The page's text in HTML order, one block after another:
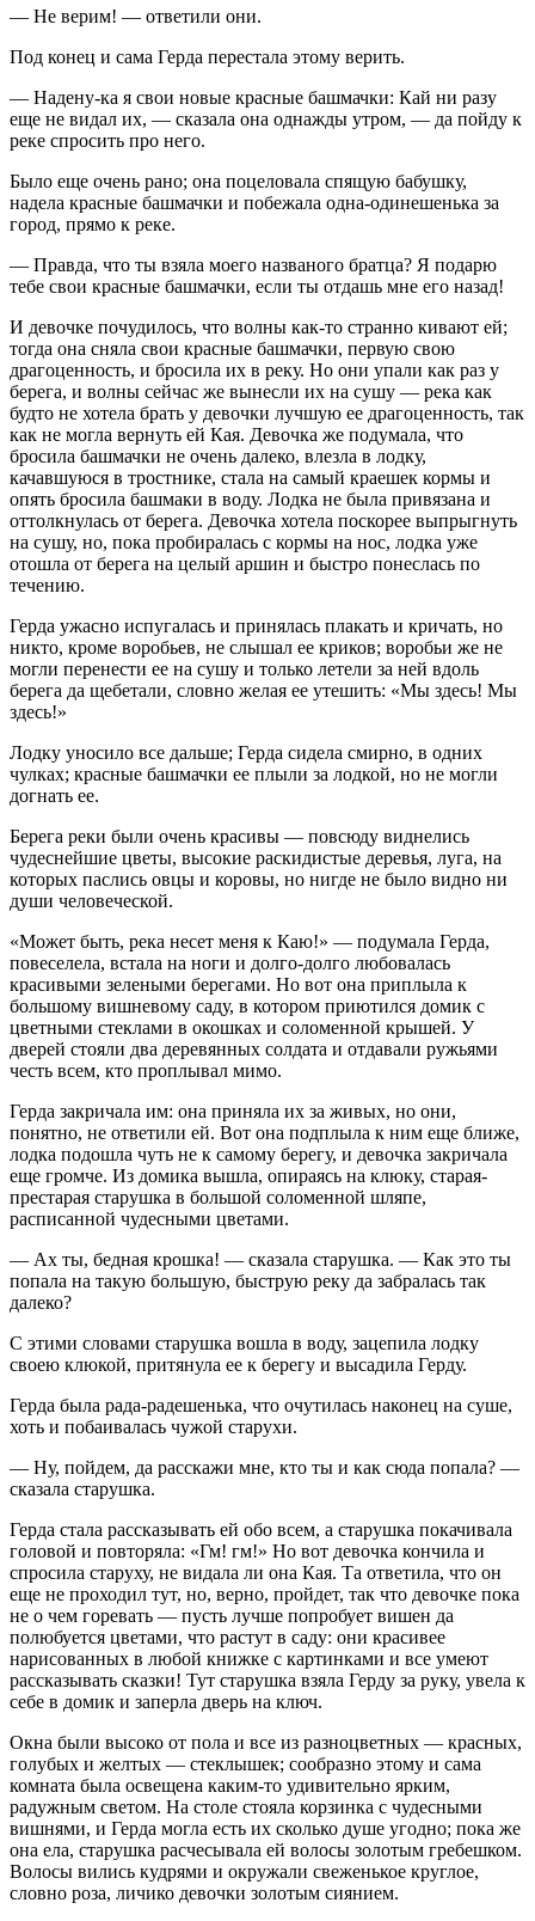
— Не верим! — ответили они.
Под конец и сама Герда перестала этому верить.
— Надену-ка я свои новые красные башмачки: Кай ни разу
еще не видал их, — сказала она однажды утром, — да пойду к
реке спросить про него.
Было еще очень рано; она поцеловала спящую бабушку,
надела красные башмачки и побежала одна-одинешенька за
город, прямо к реке.
— Правда, что ты взяла моего названого братца? Я подарю
тебе свои красные башмачки, если ты отдашь мне его назад!
И девочке почудилось, что волны как-то странно кивают ей;
тогда она сняла свои красные башмачки, первую свою
драгоценность, и бросила их в реку. Но они упали как раз у
берега, и волны сейчас же вынесли их на сушу — река как
будто не хотела брать у девочки лучшую ее драгоценность, так
как не могла вернуть ей Кая. Девочка же подумала, что
бросила башмачки не очень далеко, влезла в лодку,
качавшуюся в тростнике, стала на самый краешек кормы и
опять бросила башмаки в воду. Лодка не была привязана и
оттолкнулась от берега. Девочка хотела поскорее выпрыгнуть
на сушу, но, пока пробиралась с кормы на нос, лодка уже
отошла от берега на целый аршин и быстро понеслась по
течению.
Герда ужасно испугалась и принялась плакать и кричать, но
никто, кроме воробьев, не слышал ее криков; воробьи же не
могли перенести ее на сушу и только летели за ней вдоль
берега да щебетали, словно желая ее утешить: «Мы здесь! Мы
здесь!»
Лодку уносило все дальше; Герда сидела смирно, в одних
чулках; красные башмачки ее плыли за лодкой, но не могли
догнать ее.
Берега реки были очень красивы — повсюду виднелись
чудеснейшие цветы, высокие раскидистые деревья, луга, на
которых паслись овцы и коровы, но нигде не было видно ни
души человеческой.
«Может быть, река несет меня к Каю!» — подумала Герда,
повеселела, встала на ноги и долго-долго любовалась
красивыми зелеными берегами. Но вот она приплыла к
большому вишневому саду, в котором приютился домик с
цветными стеклами в окошках и соломенной крышей. У
дверей стояли два деревянных солдата и отдавали ружьями
честь всем, кто проплывал мимо.
Герда закричала им: она приняла их за живых, но они,
понятно, не ответили ей. Вот она подплыла к ним еще ближе,
лодка подошла чуть не к самому берегу, и девочка закричала
еще громче. Из домика вышла, опираясь на клюку, старая-
престарая старушка в большой соломенной шляпе,
расписанной чудесными цветами.
— Ах ты, бедная крошка! — сказала старушка. — Как это ты
попала на такую большую, быструю реку да забралась так
далеко?
С этими словами старушка вошла в воду, зацепила лодку
своею клюкой, притянула ее к берегу и высадила Герду.
Герда была рада-радешенька, что очутилась наконец на суше,
хоть и побаивалась чужой старухи.
— Ну, пойдем, да расскажи мне, кто ты и как сюда попала? —
сказала старушка.
Герда стала рассказывать ей обо всем, а старушка покачивала
головой и повторяла: «Гм! гм!» Но вот девочка кончила и
спросила старуху, не видала ли она Кая. Та ответила, что он
еще не проходил тут, но, верно, пройдет, так что девочке пока
не о чем горевать — пусть лучше попробует вишен да
полюбуется цветами, что растут в саду: они красивее
нарисованных в любой книжке с картинками и все умеют
рассказывать сказки! Тут старушка взяла Герду за руку, увела к
себе в домик и заперла дверь на ключ.
Окна были высоко от пола и все из разноцветных — красных,
голубых и желтых — стеклышек; сообразно этому и сама
комната была освещена каким-то удивительно ярким,
радужным светом. На столе стояла корзинка с чудесными
вишнями, и Герда могла есть их сколько душе угодно; пока же
она ела, старушка расчесывала ей волосы золотым гребешком.
Волосы вились кудрями и окружали свеженькое круглое,
словно роза, личико девочки золотым сиянием.